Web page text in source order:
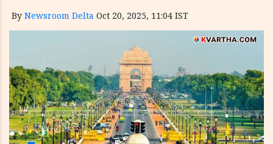
By Newsroom Delta Oct 20, 2025, 11:04 IST